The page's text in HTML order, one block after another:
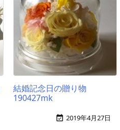
結婚記念日の贈り物
190427mk
 2019年4月27日